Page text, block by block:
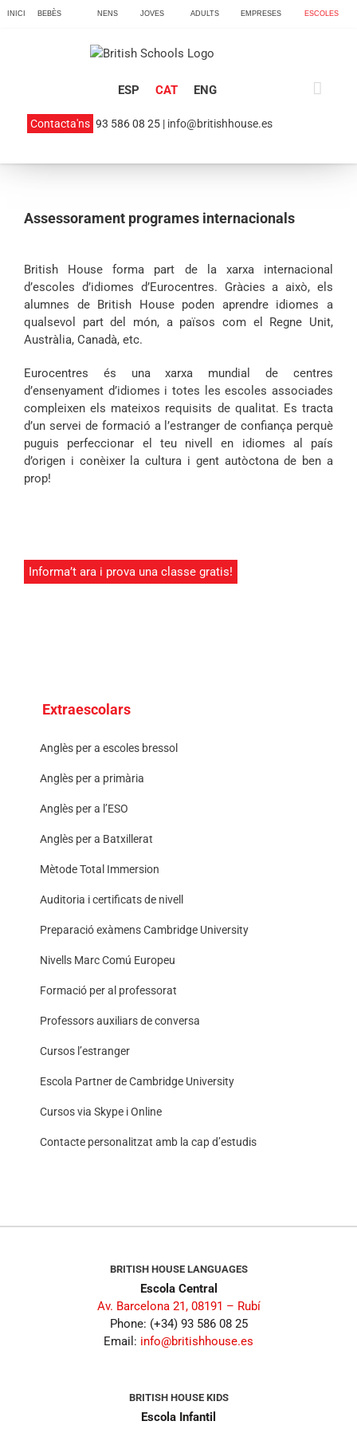
Skip
INICI BEBÈS NENS JOVES ADULTS EMPRESES ESCOLES
ESP CAT ENG
Contacta'ns 93 586 08 25 | info@britishhouse.es
Assessorament programes internacionals
British House forma part de la xarxa internacional
d’escoles d’idiomes d’Eurocentres. Gràcies a això, els
alumnes de British House poden aprendre idiomes a
qualsevol part del món, a països com el Regne Unit,
Austràlia, Canadà, etc.
Eurocentres és una xarxa mundial de centres
d’ensenyament d’idiomes i totes les escoles associades
compleixen els mateixos requisits de qualitat. Es tracta
d’un servei de formació a l’estranger de confiança perquè
puguis perfeccionar el teu nivell en idiomes al país
d’origen i conèixer la cultura i gent autòctona de ben a
prop!
Informa’t ara i prova una classe gratis!
Extraescolars
Anglès per a escoles bressol
Anglès per a primària
Anglès per a l’ESO
Anglès per a Batxillerat
Mètode Total Immersion
Auditoria i certificats de nivell
Preparació exàmens Cambridge University
Nivells Marc Comú Europeu
Formació per al professorat
Professors auxiliars de conversa
Cursos l’estranger
Escola Partner de Cambridge University
Cursos via Skype i Online
Contacte personalitzat amb la cap d’estudis
BRITISH HOUSE LANGUAGES
Escola Central
Av. Barcelona 21, 08191 – Rubí
Phone: (+34) 93 586 08 25
Email: info@britishhouse.es
BRITISH HOUSE KIDS
Escola Infantil